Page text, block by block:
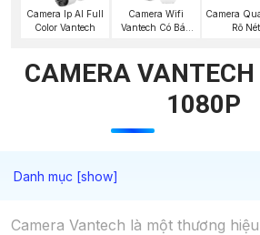
Camera Ip AI Full
Color Vantech
Camera Wifi
Vantech Có Báo
Camera
Rõ Nét
CAMERA
1080P
Camera Vantech là một thương